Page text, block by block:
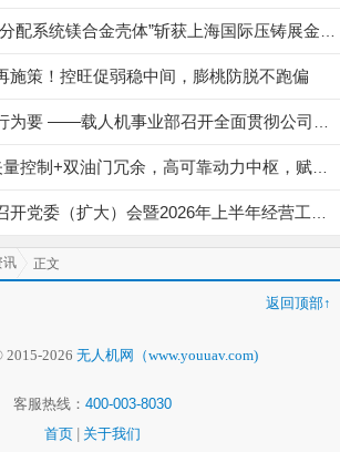
汇天“飞行汽车能量分配系统镁合金壳体”斩获上海国际压铸展金奖铸件荣誉
施策！控旺促弱稳中间，膨桃防脱不跑偏
以目标为纲，以执行为要 ——载人机事业部召开全面贯彻公司半年度会议精神暨重点工作攻坚部署会
V系列电调 | FOC矢量控制+双油门冗余，高可靠动力中枢，赋能行业无人机稳定作业
航空工业西飞民机召开党委（扩大）会暨2026年上半年经营工作会
讯 正文
返回顶部↑
2026 无人机网（www.youuav.com)
客服热线： 400-003-8030
首页
关于我们